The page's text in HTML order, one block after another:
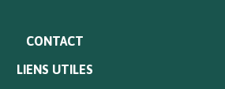
CONTACT
LIENS UTILES